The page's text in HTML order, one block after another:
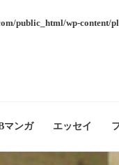
public_html/wp-content/
マンガ エッセイ